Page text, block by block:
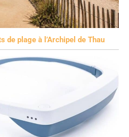
de plage à l’Archipel de Thau